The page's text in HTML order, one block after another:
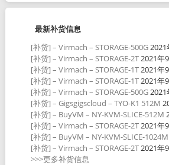
最新补货信息
[补货] – Virmach – STORAGE-500G2021
[补货] – Virmach – STORAGE-2T2021年
[补货] – Virmach – STORAGE-1T2021年
[补货] – Virmach – STORAGE-1T2021年
[补货] – Virmach – STORAGE-500G2021
[补货] – Gigsgigscloud – TYO-K1 512M
[补货] – BuyVM – NY-KVM-SLICE-512M
[补货] – Virmach – STORAGE-2T2021年
[补货] – BuyVM – NY-KVM-SLICE-1024M
[补货] – Virmach – STORAGE-2T2021年
>>>更多补货信息